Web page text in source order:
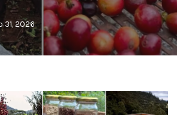
31, 2026